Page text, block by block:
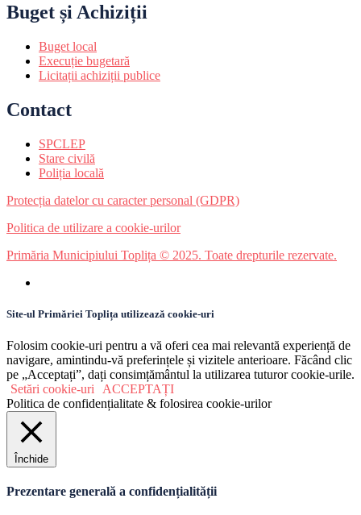
Buget și Achiziții
Buget local
Execuție bugetară
Licitații achiziții publice
Contact
SPCLEP
Stare civilă
Poliția locală
Protecția datelor cu caracter personal (GDPR)
Politica de utilizare a cookie-urilor
Primăria Municipiului Toplița © 2025. Toate drepturile rezervate.
Site-ul Primăriei Toplița utilizează cookie-uri
Folosim cookie-uri pentru a vă oferi cea mai relevantă experiență de
navigare, amintindu-vă preferințele și vizitele anterioare. Făcând clic
pe „Acceptați”, dați consimțământul la utilizarea tuturor cookie-urile.
Setări cookie-uri
ACCEPTAȚI
Politica de confidențialitate & folosirea cookie-urilor
Închide
Prezentare generală a confidențialității